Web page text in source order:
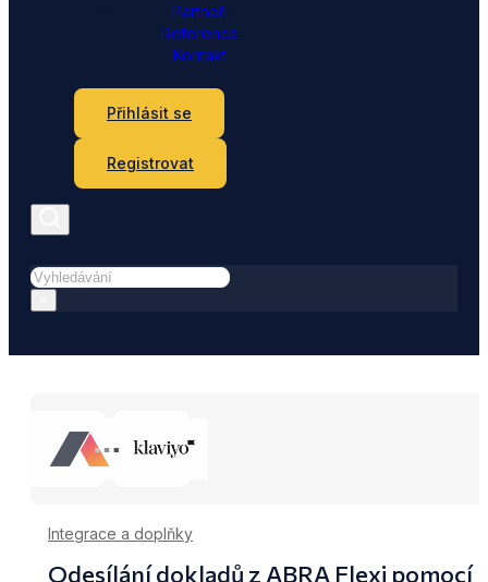
Partneři
Reference
Kontakt
Přihlásit se
Registrovat
Hledat
Integrace a doplňky
Odesílání dokladů z ABRA Flexi pomocí